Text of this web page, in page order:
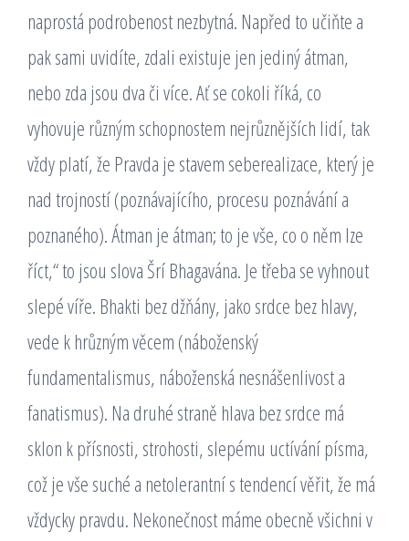
naprostá podrobenost nezbytná. Napřed to učiňte a
pak sami uvidíte, zdali existuje jen jediný átman,
nebo zda jsou dva či více. Ať se cokoli říká, co
vyhovuje různým schopnostem nejrůznějších lidí, tak
vždy platí, že Pravda je stavem seberealizace, který je
nad trojností (poznávajícího, procesu poznávání a
poznaného). Átman je átman; to je vše, co o něm lze
říct,“ to jsou slova Šrí Bhagavána. Je třeba se vyhnout
slepé víře. Bhakti bez džňány, jako srdce bez hlavy,
vede k hrůzným věcem (náboženský
fundamentalismus, náboženská nesnášenlivost a
fanatismus). Na druhé straně hlava bez srdce má
sklon k přísnosti, strohosti, slepému uctívání písma,
což je vše suché a netolerantní s tendencí věřit, že má
vždycky pravdu. Nekonečnost máme obecně všichni v